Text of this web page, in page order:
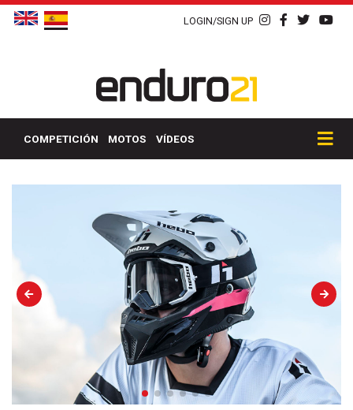
LOGIN/SIGN UP
COMPETICIÓN MOTOS VÍDEOS